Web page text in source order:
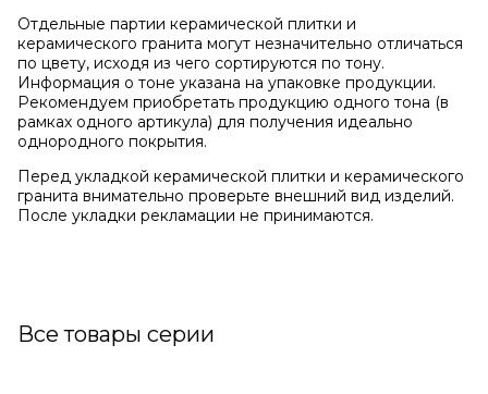
Отдельные партии керамической плитки и
керамического гранита могут незначительно отличаться
по цвету, исходя из чего сортируются по тону.
Информация о тоне указана на упаковке продукции.
Рекомендуем приобретать продукцию одного тона (в
рамках одного артикула) для получения идеально
однородного покрытия.
Перед укладкой керамической плитки и керамического
гранита внимательно проверьте внешний вид изделий.
После укладки рекламации не принимаются.
Все товары серии